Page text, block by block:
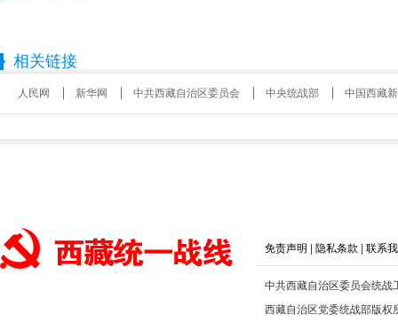
相关链接
人民网 新华网 中共西藏自治区委员会 中央统战部 中国西藏
免责声明 隐私条款 联系
中共西藏自治区委员会统
西藏自治区党委统战部版